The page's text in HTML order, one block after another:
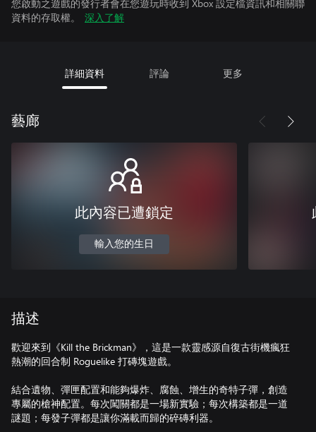
您啟動之遊戲的發行者會在您遊玩時收到 Xbox 設定檔資訊和相關聯
資料的存取權。
深入了解
詳細資料 評論 更多
藝廊
此內容已遭鎖定
輸入您的生日
描述
歡迎來到《Kill the Brickman》，這是一款靈感源自復古街機瘋狂
熱潮的回合制 Roguelike 打磚塊遊戲。
結合遺物、彈匣配置和能夠爆炸、腐蝕、增生的奇特子彈，創造
專屬的槍神配置。每次闖關都是一場新實驗；每次構築都是一道
謎題；每發子彈都是讓你滿載而歸的碎磚利器。